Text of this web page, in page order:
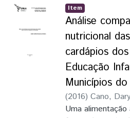
que já sabe-se
crianças e
alimentados
desenvolvier e
humanidade já
existência.
metodológicas no
aprendizagem.
Item
Análise
nutricional
cardápios
Educação
Municípios
(2016) Cano,
Rozane Toso
Uma